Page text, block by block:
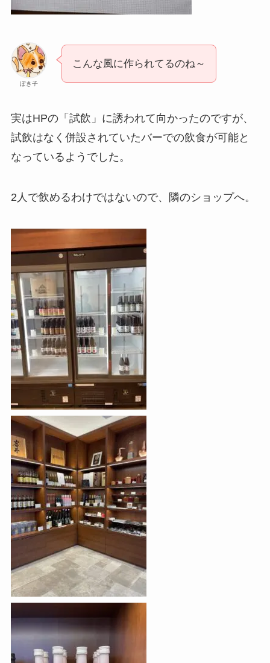
ぽき子
こんな風に作られてるのね～
実はHPの「試飲」に誘われて向かったのですが、
試飲はなく併設されていたバーでの飲食が可能と
なっているようでした。
2人で飲めるわけではないので、隣のショップへ。